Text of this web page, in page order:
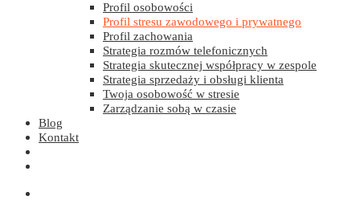
Profil osobowości
Profil stresu zawodowego i prywatnego
Profil zachowania
Strategia rozmów telefonicznych
Strategia skutecznej współpracy w zespole
Strategia sprzedaży i obsługi klienta
Twoja osobowość w stresie
Zarządzanie sobą w czasie
Blog
Kontakt